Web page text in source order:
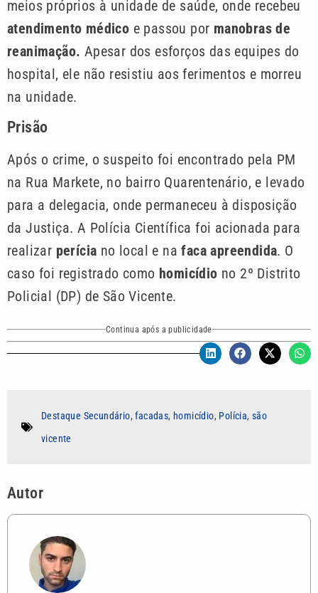
meios próprios à unidade de saúde, onde recebeu
atendimento médico e passou por manobras de
reanimação. Apesar dos esforços das equipes do
hospital, ele não resistiu aos ferimentos e morreu
na unidade.
Prisão
Após o crime, o suspeito foi encontrado pela PM
na Rua Markete, no bairro Quarentenário, e levado
para a delegacia, onde permaneceu à disposição
da Justiça. A Polícia Científica foi acionada para
realizar perícia no local e nafaca apreendida. O
caso foi registrado como homicídio no 2º Distrito
Policial (DP) de São Vicente.
Continua após a publicidade
Destaque Secundário,facadas, homicídio, Polícia,são
vicente
Autor